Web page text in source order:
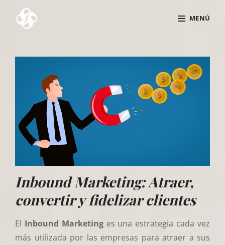
MENÚ
Inbound Marketing: Atraer,
convertir y fidelizar clientes
El Inbound Marketinges una estrategia cada vez
más utilizada por las empresas para atraer a sus